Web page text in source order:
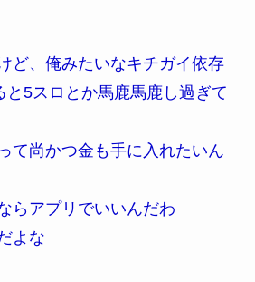
ど、俺みたいなキチガイ依存
と5スロとか馬鹿馬鹿し過ぎて
て尚かつ金も手に入れたいん
らアプリでいいんだわ
よな